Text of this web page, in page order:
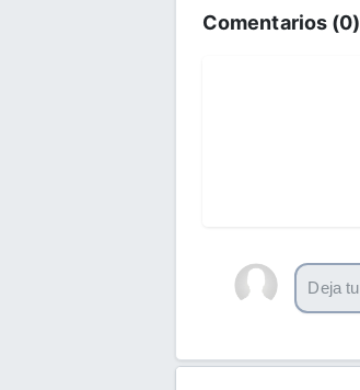
Comentarios (0)